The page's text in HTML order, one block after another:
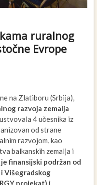
ruralnog
Evrope
na Zlatiboru (Srbija),
razvoja zemalja
4 učesnika iz
od strane
razvojom, kao
balkanskih zemalja i
finansijski podržan od
Višegradskog